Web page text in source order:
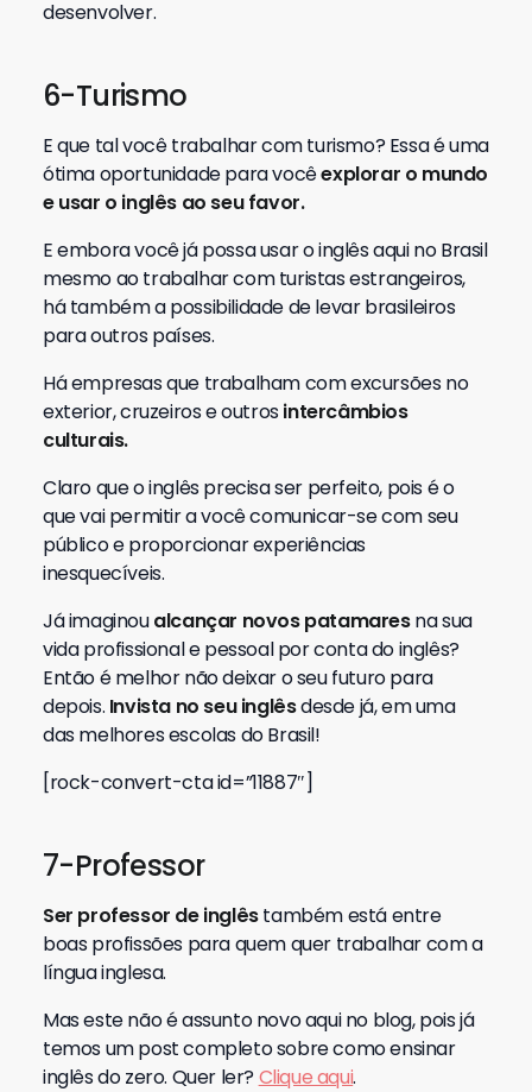
desenvolver.
6-Turismo
E que tal você trabalhar com turismo? Essa é uma
ótima oportunidade para vocêexplorar o mundo
e usar o inglês ao seu favor.
E embora você já possa usar o inglês aqui no Brasil
mesmo ao trabalhar com turistas estrangeiros,
há também a possibilidade de levar brasileiros
para outros países.
Há empresas que trabalham com excursões no
exterior, cruzeiros e outrosintercâmbios
culturais.
Claro que o inglês precisa ser perfeito, pois é o
que vai permitir a você comunicar-se com seu
público e proporcionar experiências
inesquecíveis.
Já imaginoualcançar novos patamaresna sua
vida profissional e pessoal por conta do inglês?
Então é melhor não deixar o seu futuro para
depois. Invista no seu inglêsdesde já, em uma
das melhores escolas do Brasil!
[rock-convert-cta id=”11887″]
7-Professor
Ser professor de inglêstambém está entre
boas profissões para quem quer trabalhar com a
língua inglesa.
Mas este não é assunto novo aqui no blog, pois já
temos um post completo sobre como ensinar
inglês do zero. Quer ler?Clique aqui.